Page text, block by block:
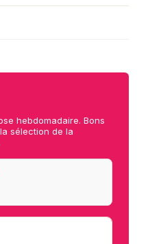
hebdomadaire. Bons
sélection de la